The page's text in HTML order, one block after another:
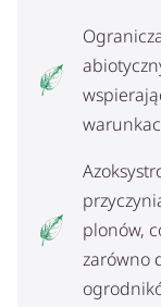
plonów,
zarówno